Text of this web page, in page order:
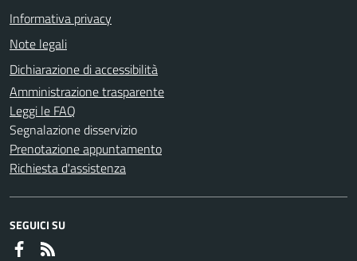
Informativa privacy
Note legali
Dichiarazione di accessibilità
Amministrazione trasparente
Leggi le FAQ
Segnalazione disservizio
Prenotazione appuntamento
Richiesta d'assistenza
SEGUICI SU